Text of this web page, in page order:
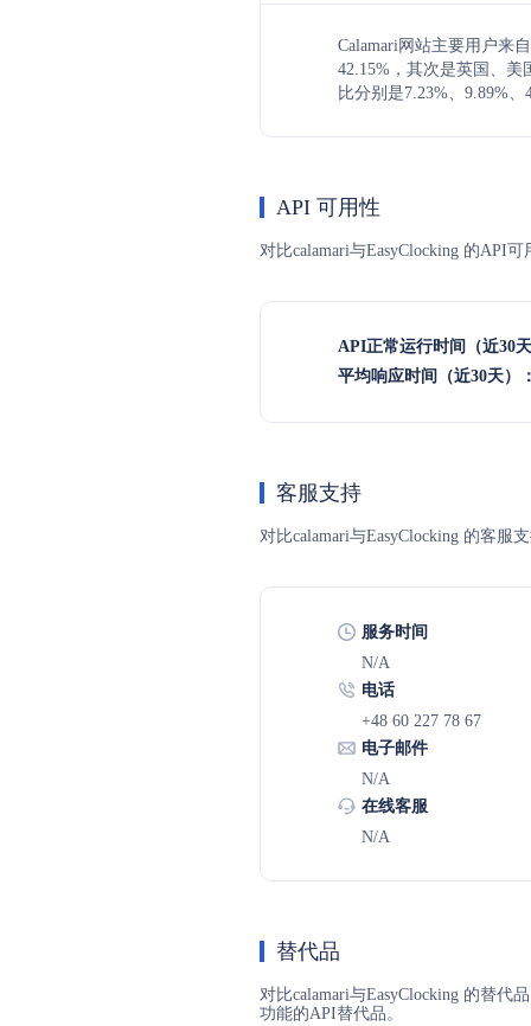
Calamari网站主要用户来
42.15%，其次是英国、
比分别是7.23%、9.89%、
API 可用性
对比calamari与EasyClocking 的API
API正常运行时间（近30
平均响应时间（近30天）
客服支持
对比calamari与EasyClocking 的客
服务时间
N/A
电话
+48 60 227 78 67
电子邮件
N/A
在线客服
N/A
替代品
对比calamari与EasyClocking 的替代
功能的API替代品。